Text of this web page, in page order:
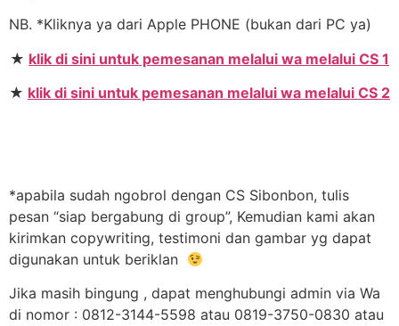
NB. *Kliknya ya dari Apple PHONE (bukan dari PC ya)
★ klik di sini untuk pemesanan melalui wa melalui CS 1
★ klik di sini untuk pemesanan melalui wa melalui CS 2
*apabila sudah ngobrol dengan CS Sibonbon, tulis
pesan “siap bergabung di group”, Kemudian kami akan
kirimkan copywriting, testimoni dan gambar yg dapat
digunakan untuk beriklan
Jika masih bingung , dapat menghubungi admin via Wa
di nomor : 0812-3144-5598 atau 0819-3750-0830 atau